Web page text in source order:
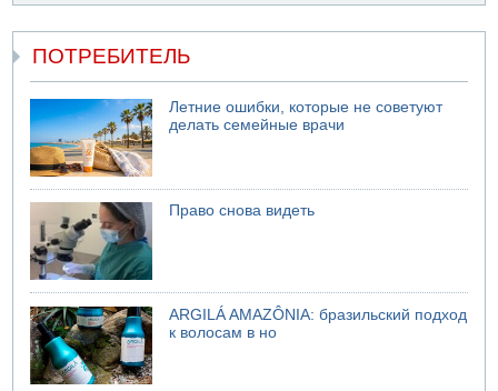
ПОТРЕБИТЕЛЬ
Летние ошибки, которые не советуют
делать семейные врачи
Право снова видеть
ARGILÁ AMAZÔNIA: бразильский подход
к волосам в но